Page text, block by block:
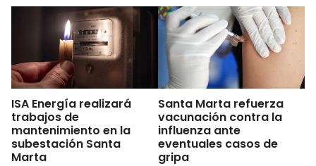
ISA Energía realizará
trabajos de
mantenimiento en la
subestación Santa
Marta
Santa Marta refuerza
vacunación contra la
influenza ante
eventuales casos de
gripa